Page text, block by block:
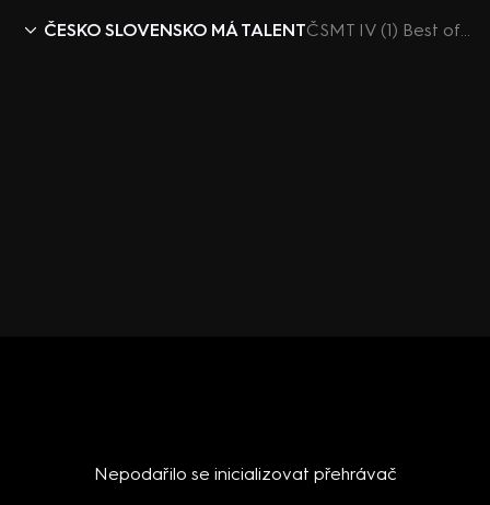
ČESKO SLOVENSKO MÁ TALENT ČSMT IV (1) Best of pouták
Nepodařilo se inicializovat přehrávač